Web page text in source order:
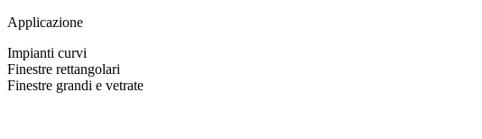
Applicazione
Impianti curvi
Finestre rettangolari
Finestre grandi e vetrate